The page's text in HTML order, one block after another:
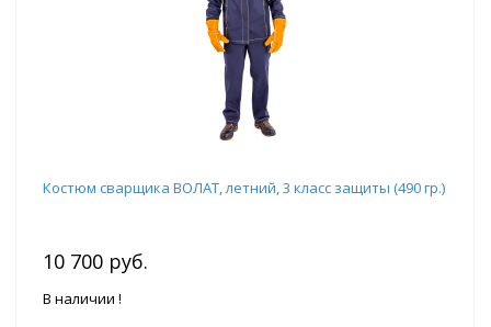
Костюм сварщика ВОЛАТ, летний, 3 класс защиты (490 гр.)
10 700 руб.
В наличии !